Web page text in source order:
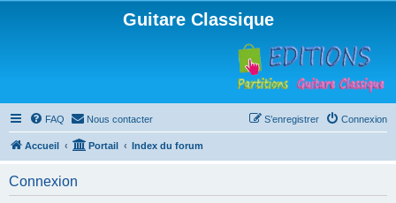
Guitare Classique
FAQ Nous contacter Connexion
S’enregistrer
Accueil Portail Index du forum
Connexion